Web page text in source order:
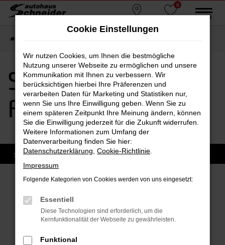
Zum
0
MENÜ
Seat Leon
Falkenberg
Fehler: Network Error
Beim Laden ist ein Fehler aufgetreten.
Cookie Einstellungen
Wir nutzen Cookies, um Ihnen die bestmögliche
Nutzung unserer Webseite zu ermöglichen und unsere
Kommunikation mit Ihnen zu verbessern. Wir
berücksichtigen hierbei Ihre Präferenzen und
verarbeiten Daten für Marketing und Statistiken nur,
wenn Sie uns Ihre Einwilligung geben. Wenn Sie zu
einem späteren Zeitpunkt Ihre Meinung ändern, können
Sie die Einwilligung jederzeit für die Zukunft widerrufen.
Weitere Informationen zum Umfang der
Datenverarbeitung finden Sie hier:
Datenschutzerklärung Cookie-Richtlinie
Impressum
Folgende Kategorien von Cookies werden von uns eingesetzt:
Essentiell
Diese Technologien sind erforderlich, um die
Kernfunktionalität der Webseite zu gewährleisten.
Funktional